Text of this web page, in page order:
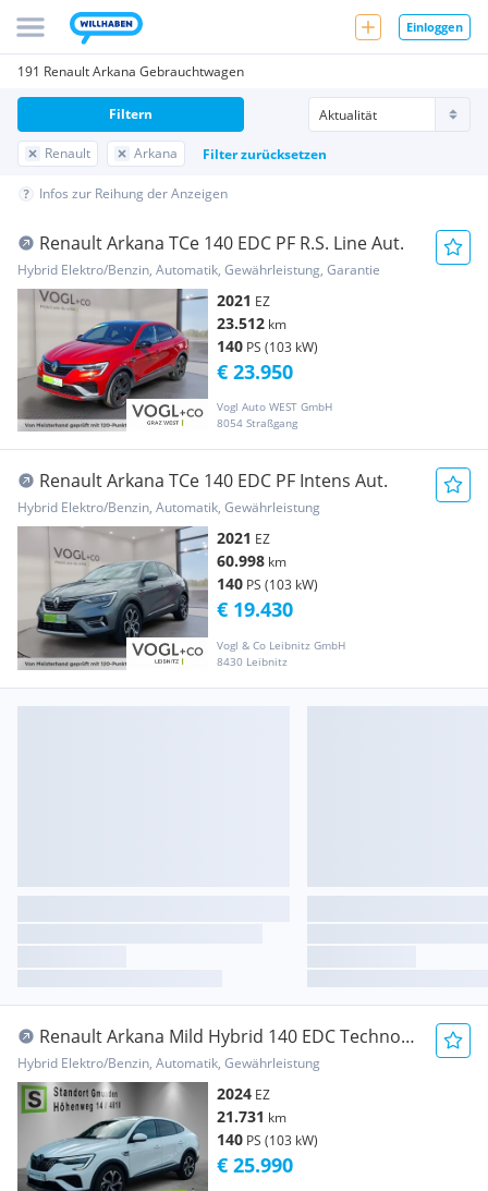
Einloggen
191 Renault Arkana Gebrauchtwagen
Renault Arkana Filter zurücksetzen
Filtern
Infos zur Reihung der Anzeigen
Renault Arkana TCe 140 EDC PF R.S. Line Aut.
Hybrid Elektro/Benzin, Automatik, Gewährleistung, Garantie
2021 EZ
23.512 km
140 PS (103 kW)
Vogl Auto WEST GmbH
8054 Straßgang
€ 23.950
Renault Arkana TCe 140 EDC PF Intens Aut.
Hybrid Elektro/Benzin, Automatik, Gewährleistung
2021 EZ
60.998 km
140 PS (103 kW)
Vogl & Co Leibnitz GmbH
8430 Leibnitz
€ 19.430
Renault Arkana Mild Hybrid 140 EDC Techno
Aut.
Hybrid Elektro/Benzin, Automatik, Gewährleistung
2024 EZ
21.731 km
140 PS (103 kW)
€ 25.990